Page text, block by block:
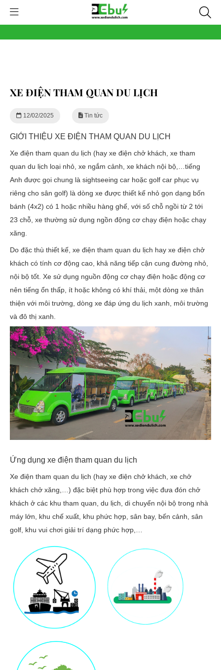
XE ĐIỆN THAM QUAN DU LỊCH
12/02/2025 Tin tức
GIỚI THIỆU XE ĐIỆN THAM QUAN DU LỊCH
Xe điện tham quan du lịch (hay xe điện chở khách, xe tham
quan du lịch loại nhỏ, xe ngắm cảnh, xe khách nội bộ,…tiếng
Anh được gọi chung là sightseeing car hoặc golf car phục vụ
riêng cho sân golf) là dòng xe được thiết kế nhỏ gọn dạng bốn
bánh (4x2) có 1 hoặc nhiều hàng ghế, với số chỗ ngồi từ 2 tới
23 chỗ, xe thường sử dụng ngồn động cơ chạy điện hoặc chạy
xăng.
Do đặc thù thiết kế, xe điện tham quan du lịch hay xe điện chở
khách có tính cơ động cao, khả năng tiếp cận cung đường nhỏ,
nội bộ tốt. Xe sử dụng nguồn động cơ chạy điện hoặc động cơ
nên tiếng ổn thấp, ít hoặc không có khí thải, một dòng xe thân
thiện với môi trường, dòng xe đáp ứng du lịch xanh, môi trường
và đô thị xanh.
Ứng dụng xe điện tham quan du lịch
Xe điện tham quan du lịch (hay xe điện chở khách, xe chở
khách chở xăng,…) đặc biệt phù hợp trong việc đưa đón chở
khách ở các khu tham quan, du lịch, di chuyển nội bộ trong nhà
máy lớn, khu chế xuất, khu phức hợp, sân bay, bến cảnh, sân
golf, khu vui chơi giải trí dạng phức hợp,…